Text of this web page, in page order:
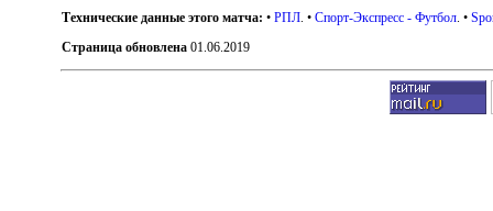
Технические данные этого матча: •РПЛ . •Спорт-Экспресс - Футбол . •
Страница обновлена 01.06.2019